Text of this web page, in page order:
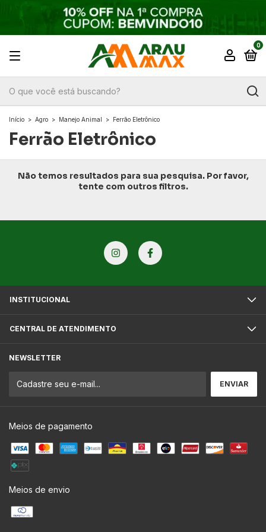
0
Início > Agro > Manejo Animal > Ferrão Eletrônico
Ferrão Eletrônico
Não temos resultados para sua pesquisa. Por favor,
tente com outros filtros.
INSTITUCIONAL
CENTRAL DE ATENDIMENTO
NEWSLETTER
Meios de pagamento
Meios de envio